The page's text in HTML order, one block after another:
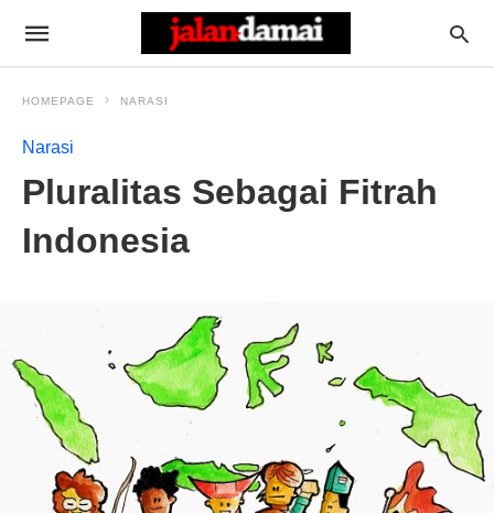
HOMEPAGE NARASI
Narasi
Pluralitas Sebagai Fitrah
Indonesia